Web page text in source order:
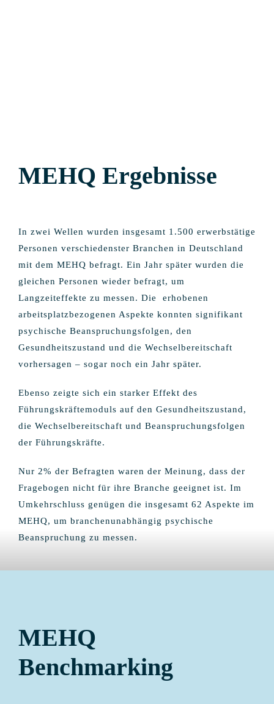
MEHQ Ergebnisse
In zwei Wellen wurden insgesamt 1.500 erwerbstätige
Personen verschiedenster Branchen in Deutschland
mit dem MEHQ befragt. Ein Jahr später wurden die
gleichen Personen wieder befragt, um
Langzeiteffekte zu messen. Die erhobenen
arbeitsplatzbezogenen Aspekte konnten signifikant
psychische Beanspruchungsfolgen, den
Gesundheitszustand und die Wechselbereitschaft
vorhersagen – sogar noch ein Jahr später.
Ebenso zeigte sich ein starker Effekt des
Führungskräftemoduls auf den Gesundheitszustand,
die Wechselbereitschaft und Beanspruchungsfolgen
der Führungskräfte.
Nur 2% der Befragten waren der Meinung, dass der
Fragebogen nicht für ihre Branche geeignet ist. Im
Umkehrschluss genügen die insgesamt 62 Aspekte im
MEHQ, um branchenunabhängig psychische
Beanspruchung zu messen.
MEHQ
Benchmarking